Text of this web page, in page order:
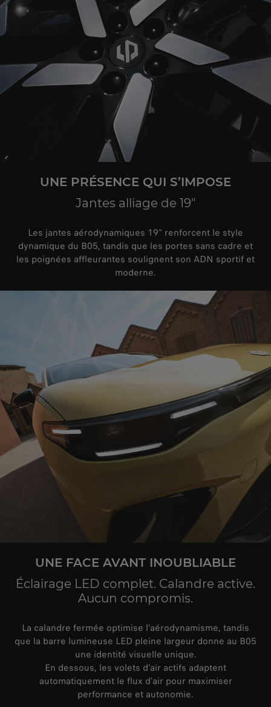
UNE PRÉSENCE QUI S’IMPOSE
Jantes alliage de 19"
Les jantes aérodynamiques 19" renforcent le style
dynamique du B05, tandis que les portes sans cadre et
les poignées affleurantes soulignent son ADN sportif et
moderne.
UNE FACE AVANT INOUBLIABLE
Éclairage LED complet. Calandre active.
Aucun compromis.
La calandre fermée optimise l’aérodynamisme, tandis
que la barre lumineuse LED pleine largeur donne au B05
une identité visuelle unique.
En dessous, les volets d’air actifs adaptent
automatiquement le flux d’air pour maximiser
performance et autonomie.